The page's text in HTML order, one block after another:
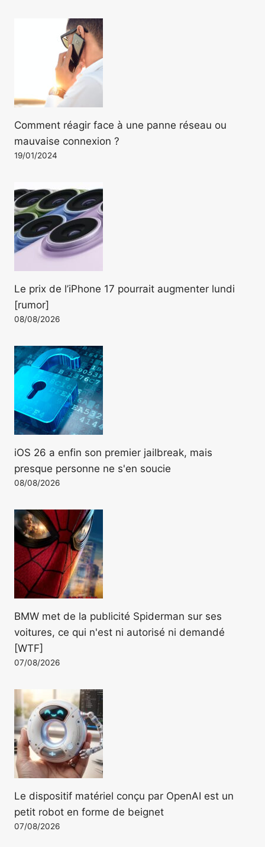
Comment réagir face à une panne réseau ou
mauvaise connexion ?
19/01/2024
Le prix de l’iPhone 17 pourrait augmenter lundi
[rumor]
08/08/2026
iOS 26 a enfin son premier jailbreak, mais
presque personne ne s'en soucie
08/08/2026
BMW met de la publicité Spiderman sur ses
voitures, ce qui n'est ni autorisé ni demandé
[WTF]
07/08/2026
Le dispositif matériel conçu par OpenAI est un
petit robot en forme de beignet
07/08/2026